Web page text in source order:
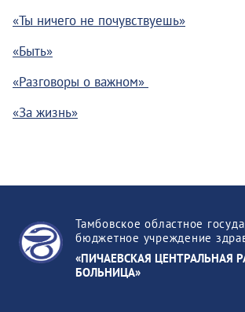
«Ты ничего не почувствуешь»
«Быть»
«Разговоры о важном»
«За жизнь»
Тамбовское областное
бюджетное учреждение
«ПИЧАЕВСКАЯ ЦЕНТРАЛЬНАЯ
БОЛЬНИЦА»